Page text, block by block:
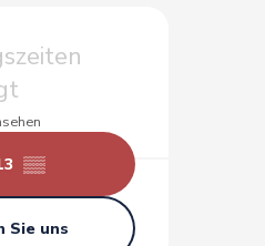
&
▒▒
Sie uns